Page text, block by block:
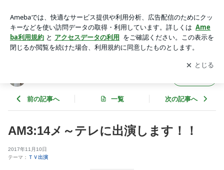
起こすぞ!2026!!｣
アプリをダウンロードして ブログの更新通知
を受け取りまし
ょう。
開く
前の記事へ 一覧 次の記事へ
AM3:14メ～テレに出演します！！
2017年11月10日
テーマ： ＴＶ出演